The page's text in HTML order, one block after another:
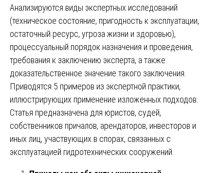
Анализируются виды экспертных исследований
(техническое состояние, пригодность к эксплуатации,
остаточный ресурс, угроза жизни и здоровью),
процессуальный порядок назначения и проведения,
требования к заключению эксперта, а также
доказательственное значение такого заключения.
Приводятся 5 примеров из экспертной практики,
иллюстрирующих применение изложенных подходов.
Статья предназначена для юристов, судей,
собственников причалов, арендаторов, инвесторов и
иных лиц, участвующих в спорах, связанных с
эксплуатацией гидротехнических сооружений.